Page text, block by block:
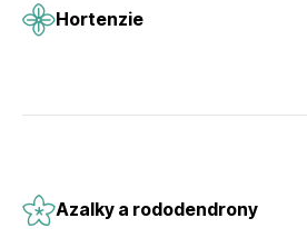
Hortenzie
Azalky a rododendrony